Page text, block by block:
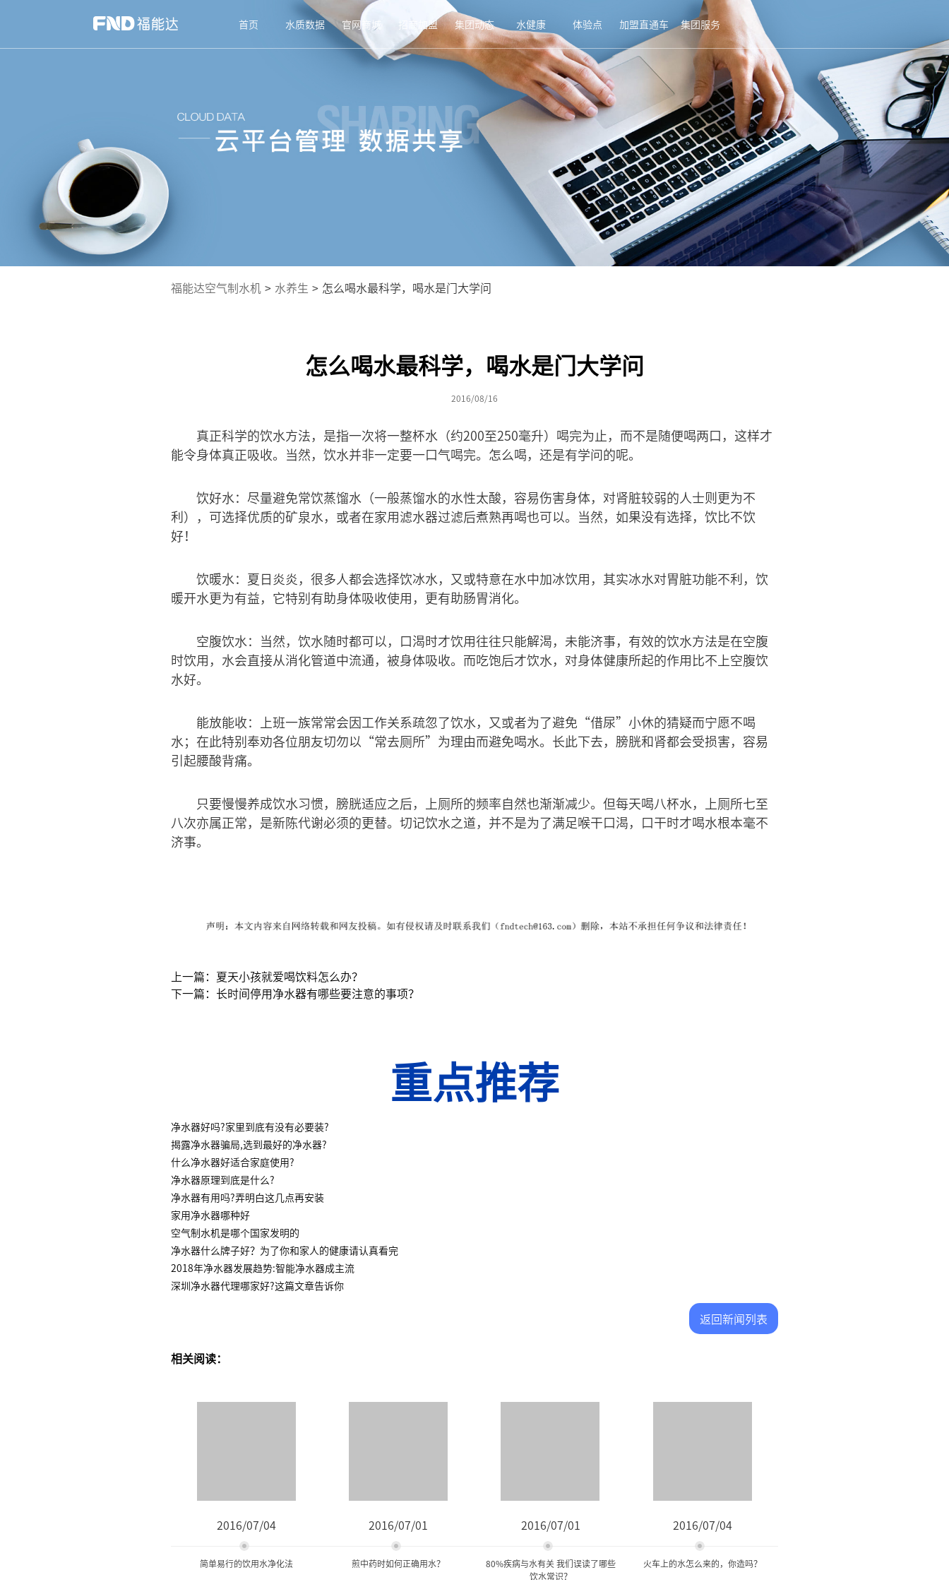
首页 水质数据 官网商城 招商加盟 集团动态 水健康 体验点 加盟直通车 集团服务
福能达空气制水机 > 水养生 > 怎么喝水最科学，喝水是门大学问
怎么喝水最科学，喝水是门大学问
2016/08/16
真正科学的饮水方法，是指一次将一整杯水（约200至250毫升）喝完为止，而不是随便喝两口，这样才
能令身体真正吸收。当然，饮水并非一定要一口气喝完。怎么喝，还是有学问的呢。
饮好水：尽量避免常饮蒸馏水（一般蒸馏水的水性太酸，容易伤害身体，对肾脏较弱的人士则更为不
利），可选择优质的矿泉水，或者在家用滤水器过滤后煮熟再喝也可以。当然，如果没有选择，饮比不饮
好！
饮暖水：夏日炎炎，很多人都会选择饮冰水，又或特意在水中加冰饮用，其实冰水对胃脏功能不利，饮
暖开水更为有益，它特别有助身体吸收使用，更有助肠胃消化。
空腹饮水：当然，饮水随时都可以，口渴时才饮用往往只能解渴，未能济事，有效的饮水方法是在空腹
时饮用，水会直接从消化管道中流通，被身体吸收。而吃饱后才饮水，对身体健康所起的作用比不上空腹饮
水好。
能放能收：上班一族常常会因工作关系疏忽了饮水，又或者为了避免“借尿”小休的猜疑而宁愿不喝
水；在此特别奉劝各位朋友切勿以“常去厕所”为理由而避免喝水。长此下去，膀胱和肾都会受损害，容易
引起腰酸背痛。
只要慢慢养成饮水习惯，膀胱适应之后，上厕所的频率自然也渐渐减少。但每天喝八杯水，上厕所七至
八次亦属正常，是新陈代谢必须的更替。切记饮水之道，并不是为了满足喉干口渴，口干时才喝水根本毫不
济事。
上一篇：夏天小孩就爱喝饮料怎么办？
下一篇：长时间停用净水器有哪些要注意的事项？
重点推荐
净水器好吗?家里到底有没有必要装?
揭露净水器骗局,选到最好的净水器?
什么净水器好适合家庭使用?
净水器原理到底是什么?
净水器有用吗?弄明白这几点再安装
家用净水器哪种好
空气制水机是哪个国家发明的
净水器什么牌子好？为了你和家人的健康请认真看完
2018年净水器发展趋势:智能净水器成主流
深圳净水器代理哪家好?这篇文章告诉你
返回新闻列表
相关阅读：
2016/07/04
简单易行的饮用水净化法
2016/07/01
煎中药时如何正确用水？
2016/07/01
80%疾病与水有关 我们误读了哪些
饮水常识？
2016/07/04
火车上的水怎么来的，你造吗？